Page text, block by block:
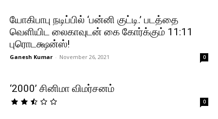
யோகிபாபு நடிப்பில் ‘பன்னி குட்டி.’ படத்தை
வெளியிட லைகாவுடன் கை கோர்க்கும் 11:11
புரொடக்ஷன்ஸ்!
Ganesh Kumar - November 26, 2021 0
‘₹2000’ சினிமா விமர்சனம்
0